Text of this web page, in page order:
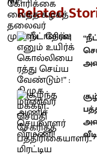
Related